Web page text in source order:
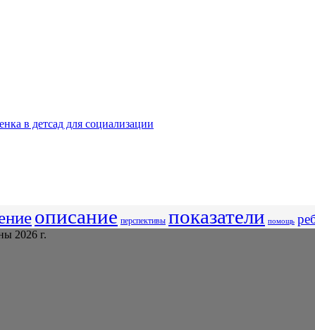
в детсад для социализации
описание перспективы показатели помощь
2026 г.